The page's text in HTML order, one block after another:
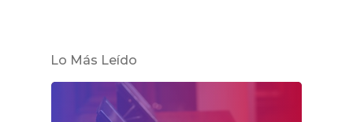
Lo Más Leído